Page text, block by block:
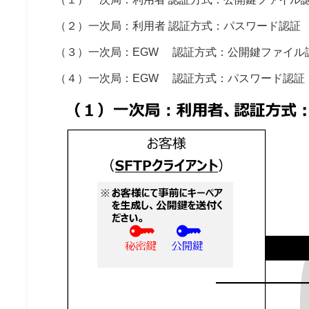
（２）一次局：利用者 認証方式：パスワード認証
（３）一次局：EGW 認証方式：公開鍵ファイル
（４）一次局：EGW 認証方式：パスワード認証